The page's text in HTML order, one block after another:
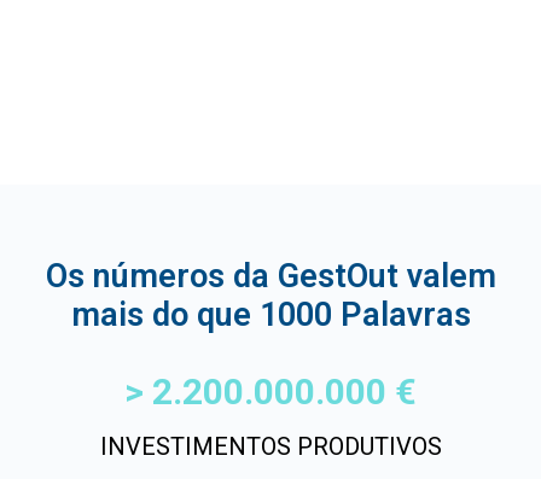
Os números da GestOut valem
mais do que 1000 Palavras
INVESTIMENTOS PRODUTIVOS
> 2.200.000.000 €